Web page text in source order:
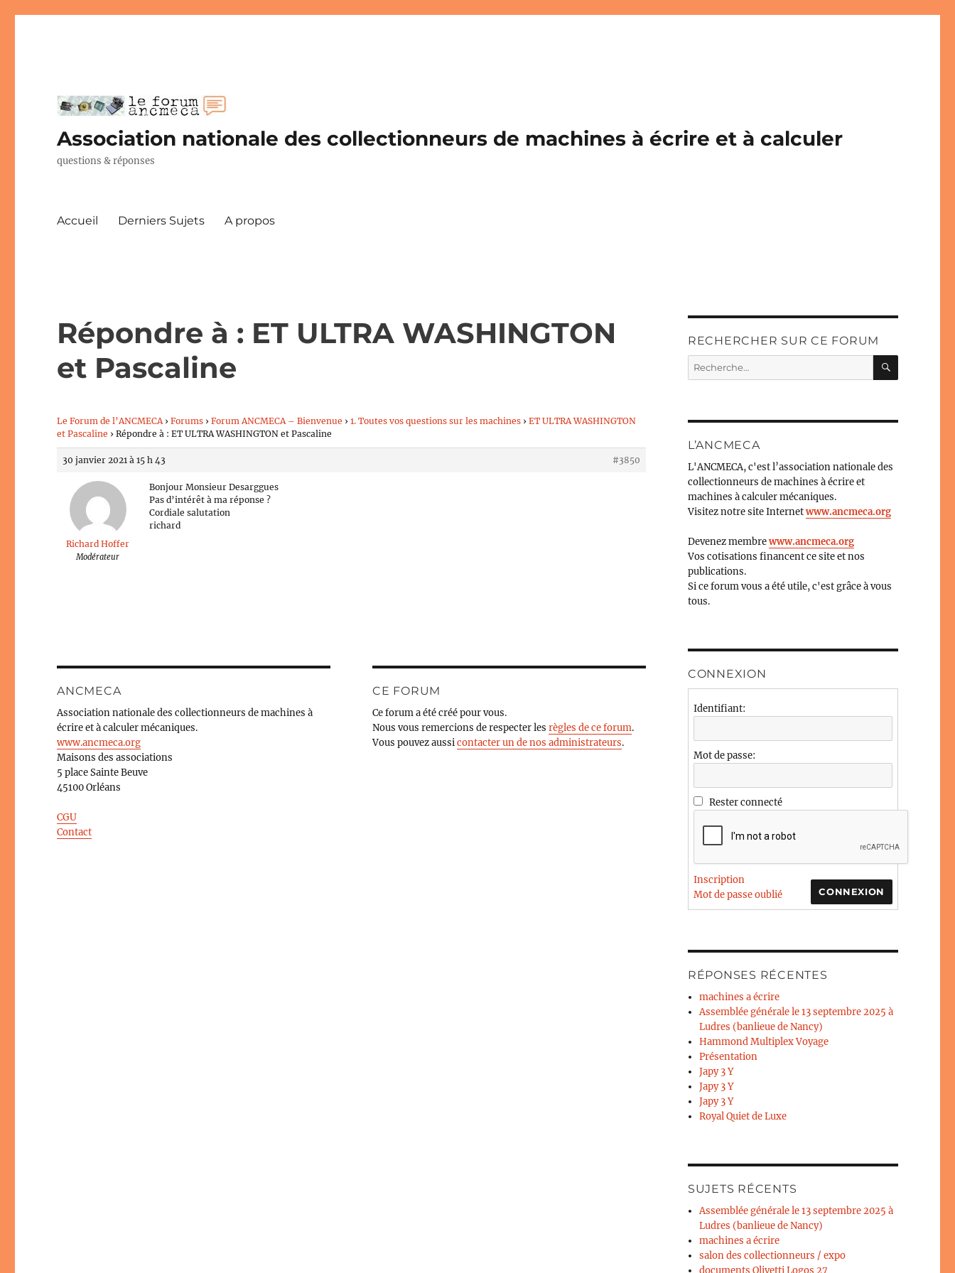
Association nationale des collectionneurs de machines à écrire et à calculer
questions & réponses
Accueil Derniers Sujets A propos
Répondre à : ET ULTRA WASHINGTON
et Pascaline
Le Forum de l’ANCMECA › Forums › Forum ANCMECA – Bienvenue › 1. Toutes vos questions sur les machines › ET ULTRA WASHINGTON
et Pascaline › Répondre à : ET ULTRA WASHINGTON et Pascaline
30 janvier 2021 à 15 h 43 #3850
Richard Hoffer
Modérateur
Bonjour Monsieur Desarggues
Pas d’intérêt à ma réponse ?
Cordiale salutation
richard
ANCMECA
Association nationale des collectionneurs de machines à
écrire et à calculer mécaniques.
www.ancmeca.org
Maisons des associations
5 place Sainte Beuve
45100 Orléans
CGU
Contact
CE FORUM
Ce forum a été créé pour vous.
Nous vous remercions de respecter lesrègles de ce forum.
Vous pouvez aussicontacter un de nos administrateurs.
RECHERCHER SUR CE FORUM
Recherche
pour :
L’ANCMECA
L'ANCMECA, c'est l’association nationale des
collectionneurs de machines à écrire et
machines à calculer mécaniques.
Visitez notre site Internetwww.ancmeca.org
Devenez membrewww.ancmeca.org
Vos cotisations financent ce site et nos
publications.
Si ce forum vous a été utile, c'est grâce à vous
tous.
CONNEXION
Identifiant:
Mot de passe:
Rester connecté
CONNEXION
Inscription
Mot de passe oublié
RÉPONSES RÉCENTES
machines a écrire
Assemblée générale le 13 septembre 2025 à
Ludres (banlieue de Nancy)
Hammond Multiplex Voyage
Présentation
Japy 3 Y
Japy 3 Y
Japy 3 Y
Royal Quiet de Luxe
SUJETS RÉCENTS
Assemblée générale le 13 septembre 2025 à
Ludres (banlieue de Nancy)
machines a écrire
salon des collectionneurs / expo
documents Olivetti Logos 27